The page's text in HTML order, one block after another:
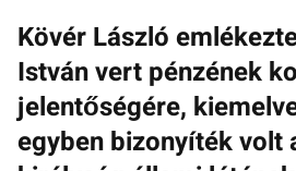
Kövér László
István vert pénzének
jelentőségére,
egyben bizonyíték volt